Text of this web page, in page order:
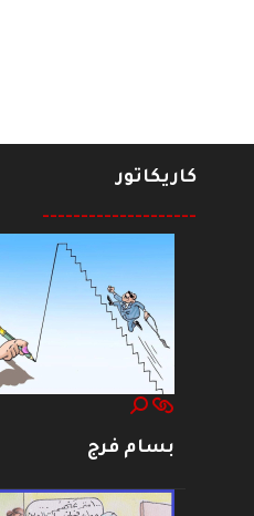
كاريكاتور
--------------------
بسام فرج